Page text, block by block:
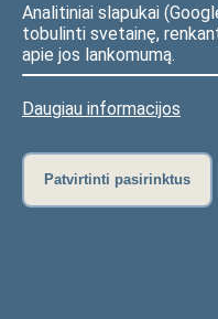
Analitiniai slapukai
tobulinti svetainę,
apie jos lankomumą.
Daugiau informacijos
Patvirtinti pasirinktus
Pradžia>
9
2012-